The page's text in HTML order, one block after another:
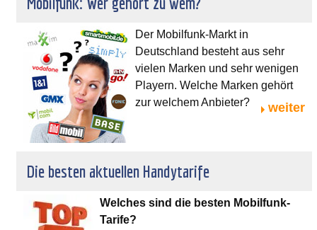
Der Mobilfunk-Markt in
Deutschland besteht aus sehr
vielen Marken und sehr wenigen
Playern. Welche Marken gehört
zur welchem Anbieter?
weiter
Die besten aktuellen Handytarife
Welches sind die besten Mobilfunk-
Tarife?